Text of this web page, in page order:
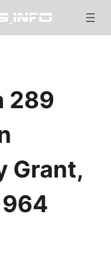
289
Grant,